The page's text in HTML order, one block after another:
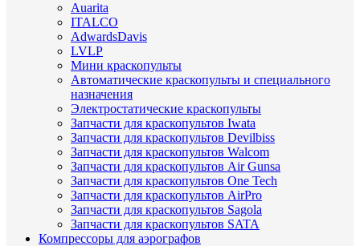
Auarita
ITALCO
AdwardsDavis
LVLP
Мини краскопульты
Автоматические краскопульты и специального
назначения
Электростатические краскопульты
Запчасти для краскопультов Iwata
Запчасти для краскопультов Devilbiss
Запчасти для краскопультов Walcom
Запчасти для краскопультов Air Gunsa
Запчасти для краскопультов One Tech
Запчасти для краскопультов AirPro
Запчасти для краскопультов Sagola
Запчасти для краскопультов SATA
Компрессоры для аэрографов